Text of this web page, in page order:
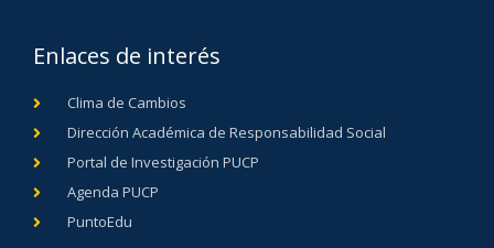
Enlaces de interés
Clima de Cambios
Dirección Académica de Responsabilidad Social
Portal de Investigación PUCP
Agenda PUCP
PuntoEdu